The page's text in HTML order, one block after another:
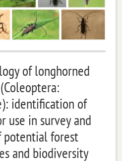
of longhorned
identification of
use in survey and
forest
and biodiversity